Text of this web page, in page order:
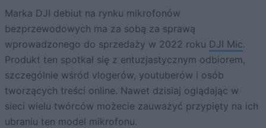
Marka DJI debiut na rynku mikrofonów
bezprzewodowych ma za sobą za sprawą
wprowadzonego do sprzedaży w 2022 roku DJI Mic.
Produkt ten spotkał się z entuzjastycznym odbiorem,
szczególnie wśród vlogerów, youtuberów i osób
tworzących treści online. Nawet dzisiaj oglądając w
sieci wielu twórców możecie zauważyć przypięty na ich
ubraniu ten model mikrofonu.